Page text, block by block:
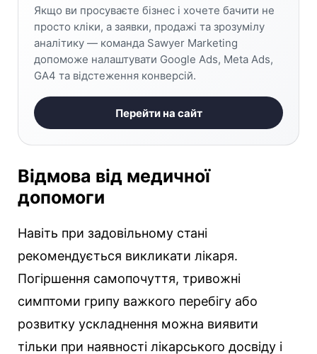
Якщо ви просуваєте бізнес і хочете бачити не
просто кліки, а заявки, продажі та зрозумілу
аналітику — команда Sawyer Marketing
допоможе налаштувати Google Ads, Meta Ads,
GA4 та відстеження конверсій.
Перейти на сайт
Відмова від медичної
допомоги
Навіть при задовільному стані
рекомендується викликати лікаря.
Погіршення самопочуття, тривожні
симптоми грипу важкого перебігу або
розвитку ускладнення можна виявити
тільки при наявності лікарського досвіду і